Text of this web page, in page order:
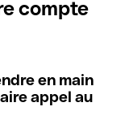
succursales
vous devriez
recherche de
Ainsi, vous pouvez
de réaliser vos
compte
en main
appel au